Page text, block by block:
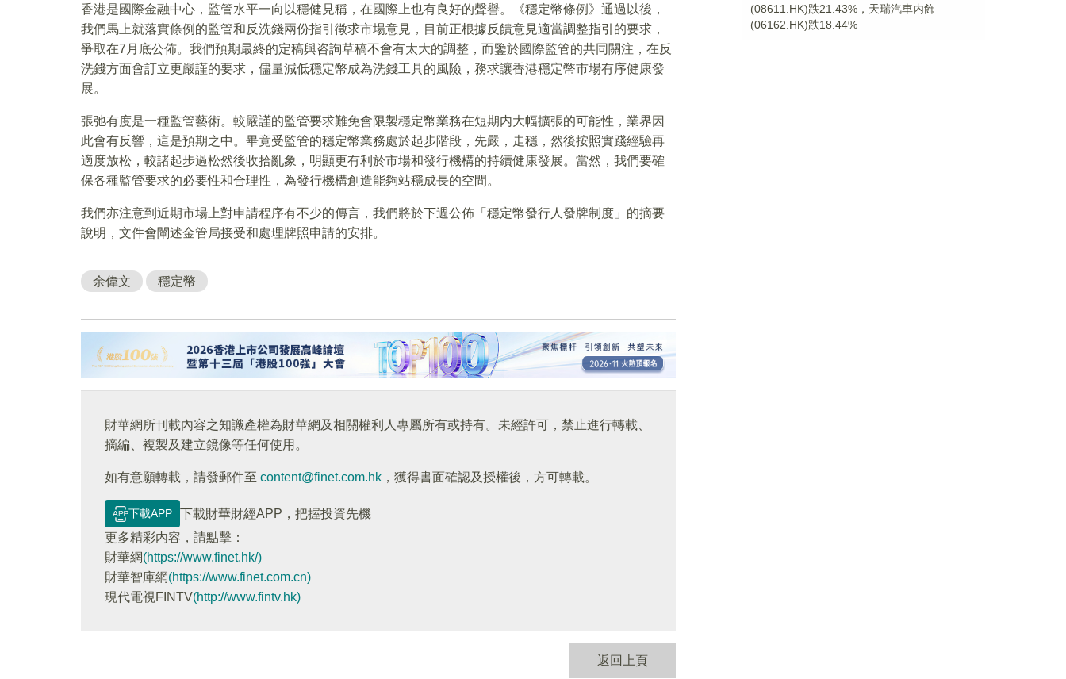
香港是國際金融中心，監管水平一向以穩健見稱，在國際上也有良好的聲譽。《穩定幣條例》通過以後，
我們馬上就落實條例的監管和反洗錢兩份指引徵求市場意見，目前正根據反饋意見適當調整指引的要求，
爭取在7月底公佈。我們預期最終的定稿與咨詢草稿不會有太大的調整，而鑒於國際監管的共同關注，在反
洗錢方面會訂立更嚴謹的要求，儘量減低穩定幣成為洗錢工具的風險，務求讓香港穩定幣市場有序健康發
展。
張弛有度是一種監管藝術。較嚴謹的監管要求難免會限製穩定幣業務在短期内大幅擴張的可能性，業界因
此會有反響，這是預期之中。畢竟受監管的穩定幣業務處於起步階段，先嚴，走穩，然後按照實踐經驗再
適度放松，較諸起步過松然後收拾亂象，明顯更有利於市場和發行機構的持續健康發展。當然，我們要確
保各種監管要求的必要性和合理性，為發行機構創造能夠站穩成長的空間。
我們亦注意到近期市場上對申請程序有不少的傳言，我們將於下週公佈「穩定幣發行人發牌制度」的摘要
說明，文件會闡述金管局接受和處理牌照申請的安排。
余偉文 穩定幣
財華網所刊載內容之知識產權為財華網及相關權利人專屬所有或持有。未經許可，禁止進行轉載、
摘編、複製及建立鏡像等任何使用。
如有意願轉載，請發郵件至 content@finet.com.hk ，獲得書面確認及授權後，方可轉載。
下載APP
下載財華財經APP，把握投資先機
更多精彩内容，請點擊：
財華網(https://www.finet.hk/)
財華智庫網(https://www.finet.com.cn)
現代電視FINTV(http://www.fintv.hk)
返回上頁
(08611.HK)跌21.43%，天瑞汽車内飾
(06162.HK)跌18.44%